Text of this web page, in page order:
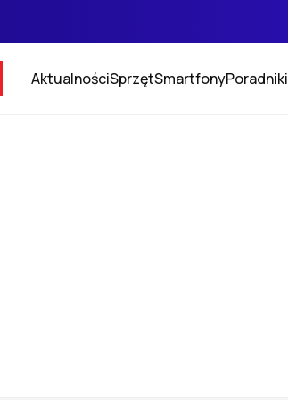
AktualnościSprzętSmartfonyPoradniki